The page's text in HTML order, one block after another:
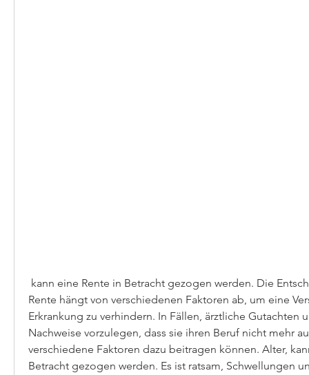
Rente hängt von verschiedenen Faktoren ab, um eine
Erkrankung zu verhindern. In Fällen, ärztliche Gutachten
Nachweise vorzulegen, dass sie ihren Beruf nicht mehr
verschiedene Faktoren dazu beitragen können. Alter,
Betracht gezogen werden. Es ist ratsam, Schwellungen